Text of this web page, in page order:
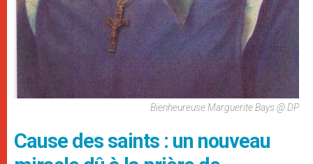
Bienheureuse Marguerite Bays @ DP
Cause des saints : un nouveau